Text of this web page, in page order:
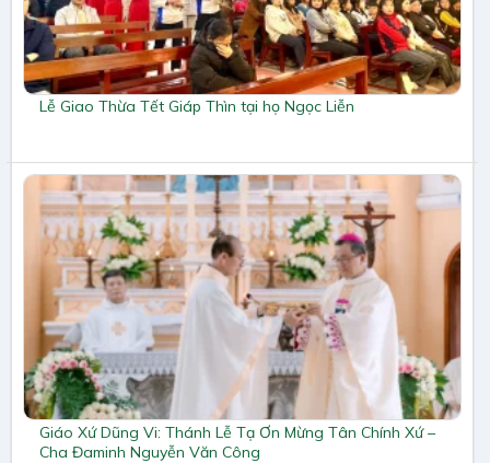
Lễ Giao Thừa Tết Giáp Thìn tại họ Ngọc Liễn
Giáo Xứ Dũng Vi: Thánh Lễ Tạ Ơn Mừng Tân Chính Xứ –
Cha Đaminh Nguyễn Văn Công